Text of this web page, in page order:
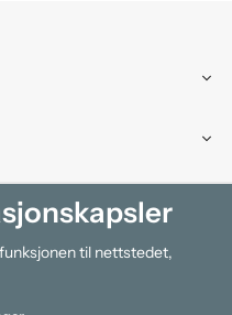
til nettstedet,